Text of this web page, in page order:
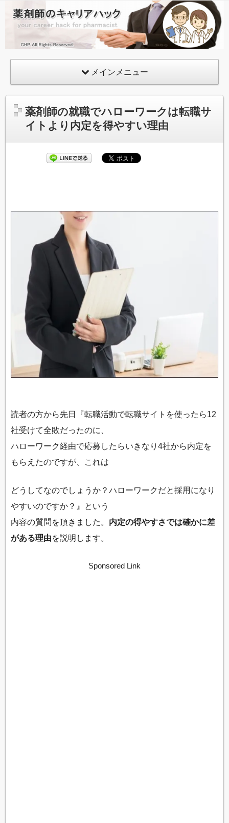
薬
師
の
ャ
リ
ア
メインメニュー
薬剤師の就職でハローワークは転職サ
イトより内定を得やすい理由
読者の方から先日『転職活動で転職サイトを使ったら12
社受けて全敗だったのに、
ハローワーク経由で応募したらいきなり4社から内定を
もらえたのですが、これは
どうしてなのでしょうか？ハローワークだと採用になり
やすいのですか？』という
内容の質問を頂きました。 内定の得やすさでは確かに差
がある理由を説明します。
Sponsored Link